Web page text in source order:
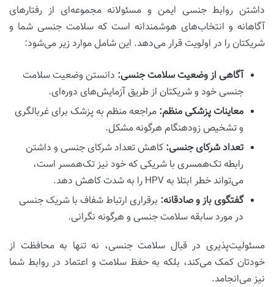
داشتن روابط جنسی ایمن و مسئولانه مجموعه‌ای از رفتارهای
آگاهانه و انتخاب‌های هوشمندانه است که سلامت جنسی شما و
شریکتان را در اولویت قرار می‌دهد. این شامل موارد زیر می‌شود:
آگاهی از وضعیت سلامت جنسی: دانستن وضعیت سلامت
جنسی خود و شریکتان از طریق آزمایش‌های دوره‌ای.
معاینات پزشکی منظم: مراجعه منظم به پزشک برای غربالگری
و تشخیص زودهنگام هرگونه مشکل.
تعداد شرکای جنسی: کاهش تعداد شرکای جنسی و داشتن
رابطه تک‌همسری با شریکی که خود نیز تک‌همسر است،
می‌تواند خطر ابتلا به HPV را به شدت کاهش دهد.
گفتگوی باز و صادقانه: برقراری ارتباط شفاف با شریک جنسی
در مورد سابقه سلامت جنسی و هرگونه نگرانی.
مسئولیت‌پذیری در قبال سلامت جنسی، نه تنها به محافظت از
خودتان کمک می‌کند، بلکه به حفظ سلامت و اعتماد در روابط شما
نیز می‌انجامد.